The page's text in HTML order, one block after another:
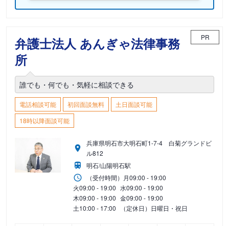
弁護士法人 あんぎゃ法律事務
所
PR
誰でも・何でも・気軽に相談できる
電話相談可能 初回面談無料
土日面談可能
18時以降面談可能
兵庫県明石市大明石町1-7-4 白菊グランドビ
ル812
明石/山陽明石駅
（受付時間） 月09:00 - 19:00
火09:00 - 19:00 水09:00 - 19:00
木09:00 - 19:00 金09:00 - 19:00
土10:00 - 17:00 （定休日）日曜日・祝日